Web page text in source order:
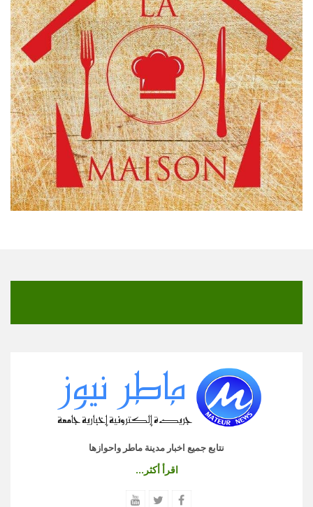
نتابع جميع اخبار مدينة ماطر واحوازها
اقرأ أكثر...